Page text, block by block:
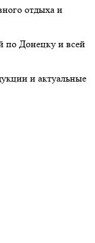
отдыха и
по Донецку и всей
и актуальные